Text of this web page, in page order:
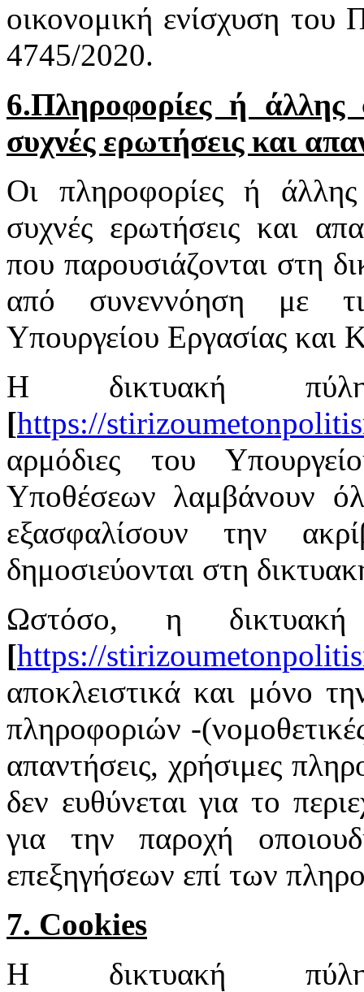
οικονομική ενίσχυση του
4745/2020.
6.Πληροφορίες ή άλλης
συχνές ερωτήσεις και
Οι πληροφορίες ή άλλης
συχνές ερωτήσεις και
που παρουσιάζονται στη
από συνεννόηση με
Υπουργείου Εργασίας και
Η δικτυακή
[https://
αρμόδιες του
Υποθέσεων λαμβάνουν
εξασφαλίσουν την
δημοσιεύονται στη
Ωστόσο, η
[https://
αποκλειστικά και μόνο
πληροφοριών -
απαντήσεις, χρήσιμες
δεν ευθύνεται για το
για την παροχή
επεξηγήσεων επί των
7. Cookies
Η δικτυακή